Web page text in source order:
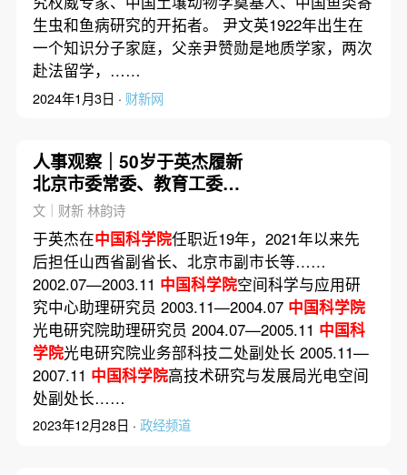
生虫和鱼病研究的开拓者。 尹文英1922年出生在
一个知识分子家庭，父亲尹赞勋是地质学家，两次
赴法留学，……
2024年1月3日 · 财新网
人事观察｜50岁于英杰履新
北京市委常委、教育工委书
记
文｜财新 林韵诗
于英杰在中国科学院任职近19年，2021年以来先
后担任山西省副省长、北京市副市长等……
2002.07—2003.11 中国科学院空间科学与应用研
究中心助理研究员 2003.11—2004.07 中国科学院
光电研究院助理研究员 2004.07—2005.11 中国科
学院光电研究院业务部科技二处副处长 2005.11—
2007.11 中国科学院高技术研究与发展局光电空间
处副处长……
2023年12月28日 · 政经频道